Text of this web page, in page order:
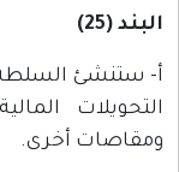
البند (25)
أ- ستنشئ
التحويلات
ومقاصات أخرى.